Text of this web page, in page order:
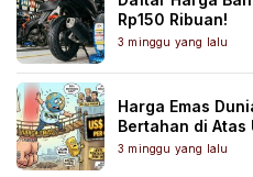
Rp150 Ribuan!
3 minggu yang lalu
Harga Emas
Bertahan di
3 minggu yang lalu